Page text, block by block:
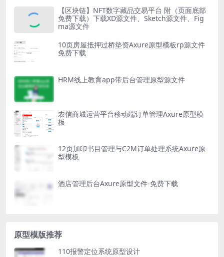
【区块链】NFT数字藏品交易平台 附（页面底部
免费下载）下载XD源文件、Sketch源文件、Fig
ma源文件
10页房屋抵押过桥垫资Axure原型模板rp源文件
免费下载
HRM线上教育app带后台管理原型源文件
农信商城运营平台移动端订单管理Axure原型模
板
12页加印书目管理与C2M订单处理系统Axure原
型模板
酒店管理后台Axure原型文件-免费下载
原型模版推荐
110报警定位系统原型设计